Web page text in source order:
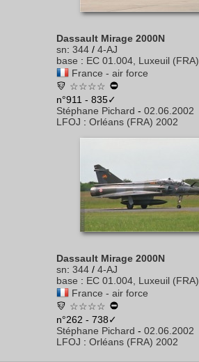
Dassault Mirage 2000N
sn: 344 / 4-AJ
base : EC 01.004, Luxeuil (FRA)
France - air force
☆☆☆☆
n°911 - 835✓
Stéphane Pichard - 02.06.2002
LFOJ : Orléans (FRA) 2002
Dassault Mirage 2000N
sn: 344 / 4-AJ
base : EC 01.004, Luxeuil (FRA)
France - air force
☆☆☆☆
n°262 - 738✓
Stéphane Pichard - 02.06.2002
LFOJ : Orléans (FRA) 2002